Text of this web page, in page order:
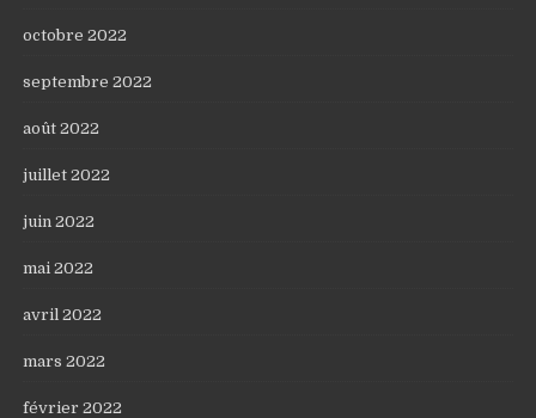
octobre 2022
septembre 2022
août 2022
juillet 2022
juin 2022
mai 2022
avril 2022
mars 2022
février 2022